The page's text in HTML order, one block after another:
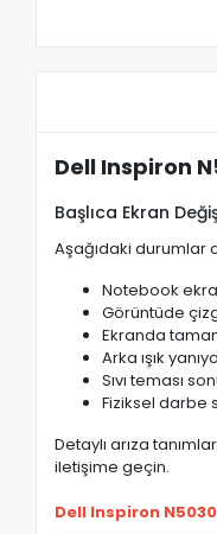
Dell Inspiron
Başlıca Ekran
Aşağıdaki durumlar
Notebook
Görüntüde
Ekranda
Arka ışık
Sıvı teması
Fiziksel darbe
Detaylı arıza
iletişime geçin.
Dell Inspiron